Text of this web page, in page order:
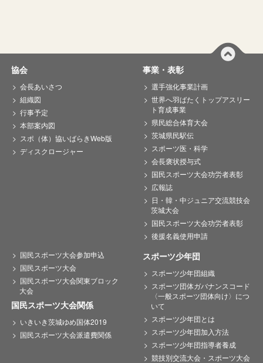
協会
会長あいさつ
組織図
行事予定
本部案内図
スポ（体）協いばらきWeb版
ディスクロージャー
事業・表彰
選手強化事業計画
世界へ羽ばたくトップアスリー
ト育成事業
県民総合体育大会
茨城県民駅伝
スポーツ医・科学
会長褒状授与式
国民スポーツ大会功労者表彰
広報誌
日・韓・中ジュニア交流競技会
茨城大会
国民スポーツ大会功労者表彰
後援名義使用申請
国民スポーツ大会参加申込
国民スポーツ大会
国民スポーツ大会関東ブロック
大会
国民スポーツ大会関係
いきいき茨城ゆめ国体2019
国民スポーツ大会派遣費関係
スポーツ少年団
スポーツ少年団組織
スポーツ団体ガバナンスコード
〈一般スポーツ団体向け〉につ
いて
スポーツ少年団とは
スポーツ少年団加入方法
スポーツ少年団指導者養成
競技別交流大会・スポーツ大会